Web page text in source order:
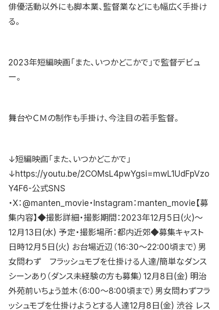
俳優活動以外にも脚本業、監督業などにも幅広く手掛け
る。
2023年短編映画「また、いつかどこかで」で監督デビュ
ー。
舞台やＣＭの制作も手掛け、今注目の若手監督。
↓短編映画「また、いつかどこかで」
↓https://youtu.be/2COMsL4pwYgsi=mwL1UdFpVzo
Y4F6-公式SNS
・X：@manten_movie・Instagram：manten_movie【募
集内容】◆撮影詳細・撮影期間：2023年12月5日(火)〜
12月13日(水) 予定・撮影場所：都内近郊◆募集キャスト
日時12月5日(火) お台場近辺（16:30〜22:00頃まで）男
女問わず フラッシュモブを仕掛ける人達/簡単なダンス
シーンあり（ダンス未経験の方も募集）12月8日(金) 明治
外苑前いちょう並木（6:00〜8:00頃まで）男女問わずフラ
ッシュモブを仕掛けようとする人達12月8日(金) 渋谷 レス